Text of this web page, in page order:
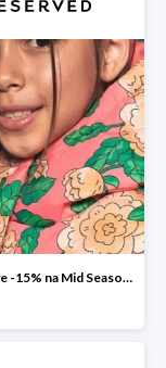
dodatkowe -15% na Mid Season Sale